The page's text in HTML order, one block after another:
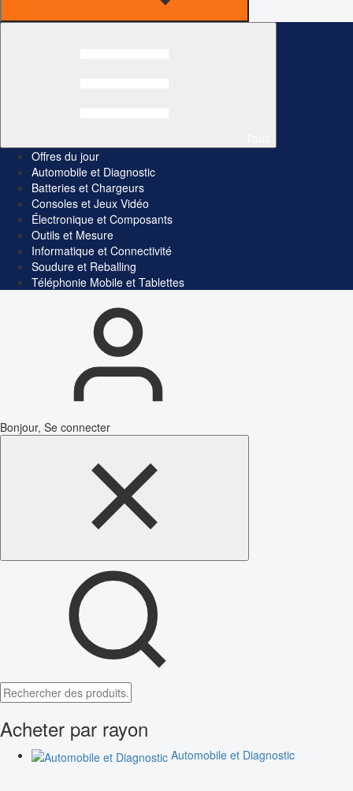
Offres du jour
Automobile et Diagnostic
Batteries et Chargeurs
Consoles et Jeux Vidéo
Électronique et Composants
Outils et Mesure
Informatique et Connectivité
Soudure et Reballing
Téléphonie Mobile et Tablettes
Bonjour, Se connecter
Acheter par rayon
Automobile et Diagnostic